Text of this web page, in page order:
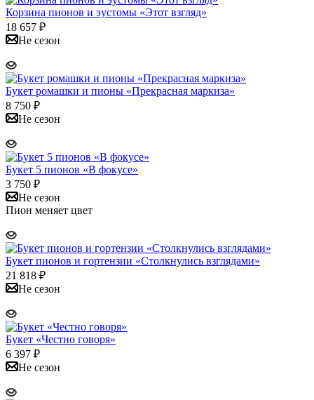
Корзина пионов и эустомы «Этот взгляд»
18 657 ₽
Не сезон
Букет ромашки и пионы «Прекрасная маркиза»
8 750 ₽
Не сезон
Букет 5 пионов «В фокусе»
3 750 ₽
Не сезон
Пион меняет цвет
Букет пионов и гортензии «Столкнулись взглядами»
21 818 ₽
Не сезон
Букет «Честно говоря»
6 397 ₽
Не сезон